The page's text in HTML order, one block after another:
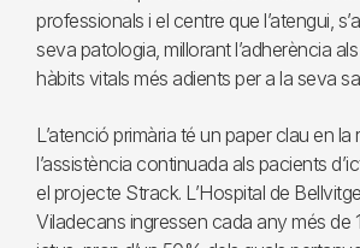
professionals i el centre que l’atengui,
seva patologia, millorant l’adherència
hàbits vitals més adients per a la seva
L’atenció primària té un paper clau en
l’assistència continuada als pacients
el projecte Strack. L’Hospital de
Viladecans ingressen cada any més de